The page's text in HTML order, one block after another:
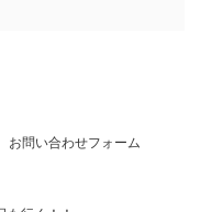
お問い合わせフォーム